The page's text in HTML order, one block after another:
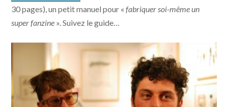
30 pages), un petit manuel pour «fabriquer soi-même un
super fanzine ». Suivez le guide…